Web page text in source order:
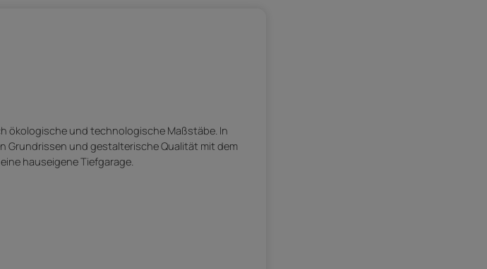
ökologische und technologische Maßstäbe. In
Grundrissen und gestalterische Qualität mit dem
hauseigene Tiefgarage.